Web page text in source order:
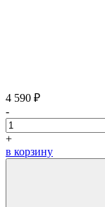
4 590 ₽
-
+
в корзину